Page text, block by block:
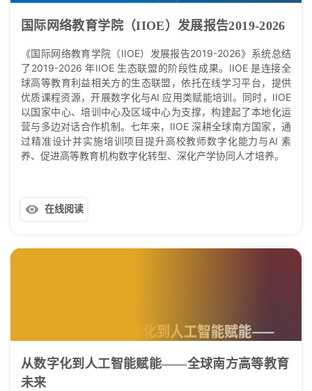
国际网络教育学院（IIOE）发展报告2019-2026
《国际网络教育学院（IIOE）发展报告2019-2026》系统总结
了2019-2026 年IIOE 生态联盟的阶段性成果。IIOE 是连接全
球高等教育利益相关方的生态联盟，依托在线学习平台，提供
优质课程资源，开展数字化与AI 应用类赋能培训。同时，IIOE
以国家中心、培训中心及区域中心为支撑，构建起了本地化运
营与多边对话合作机制。七年来，IIOE 深耕全球南方国家，通
过精准设计并实施培训项目提升高校教师数字化能力与AI 素
养、促进高等教育机构数字化转型、深化产学协同人才培养。
在线阅读
从数字化到人工智能赋能——全球南方高等教育
未来